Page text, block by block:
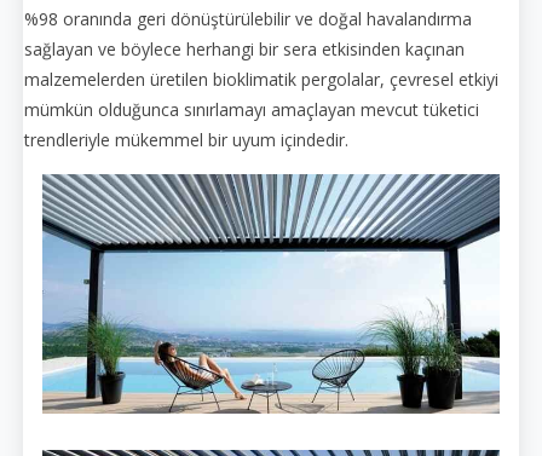
%98 oranında geri dönüştürülebilir ve doğal havalandırma
sağlayan ve böylece herhangi bir sera etkisinden kaçınan
malzemelerden üretilen bioklimatik pergolalar, çevresel etkiyi
mümkün olduğunca sınırlamayı amaçlayan mevcut tüketici
trendleriyle mükemmel bir uyum içindedir.